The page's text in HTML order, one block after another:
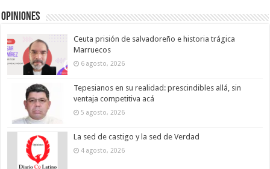
Opiniones
Ceuta prisión de salvadoreño e historia trágica
Marruecos
6 agosto, 2026
Tepesianos en su realidad: prescindibles allá, sin
ventaja competitiva acá
5 agosto, 2026
La sed de castigo y la sed de Verdad
4 agosto, 2026